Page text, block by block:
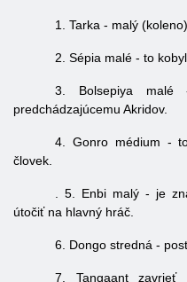
1. Tarka - malý
2. Sépia malé - to
3. Bolsepiya
predchádzajúcemu Akridov.
4. Gonro médium -
človek.
. 5. Enbi malý - je
útočiť na hlavný hráč.
6. Dongo stredná -
7. Tangaant